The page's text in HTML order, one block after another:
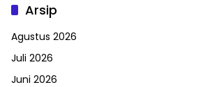
Arsip
Agustus 2026
Juli 2026
Juni 2026